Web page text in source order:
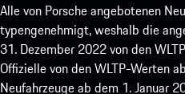
Alle von Porsche angebotenen
typengenehmigt, weshalb die
31. Dezember 2022 von den
Offizielle von den WLTP-Werten
Neufahrzeuge ab dem 1. Januar